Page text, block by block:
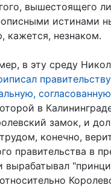
вышестоящего
истинами
кажется, незнаком.
в эту среду
в
замок, и
конечно,
правительства в
вырабатывал